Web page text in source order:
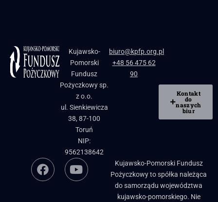
Kujawsko-
Pomorski
Fundusz
Pożyczkowy sp.
z o.o.
ul. Sienkiewicza
38, 87-100
Toruń
NIP:
9562138642
biuro@kpfp.org.pl
+48 56 475 62
90
Kontakt
do
naszych
biur
Kujawsko-Pomorski Fundusz
Pożyczkowy to spółka należąca
do samorządu województwa
kujawsko-pomorskiego. Nie